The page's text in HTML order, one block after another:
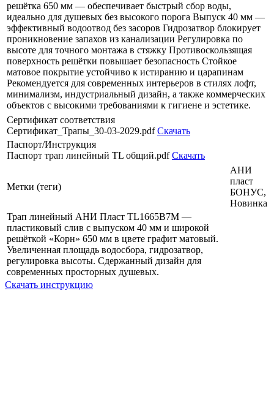
решётка 650 мм — обеспечивает быстрый сбор воды,
идеально для душевых без высокого порога Выпуск 40 мм —
эффективный водоотвод без засоров Гидрозатвор блокирует
проникновение запахов из канализации Регулировка по
высоте для точного монтажа в стяжку Противоскользящая
поверхность решётки повышает безопасность Стойкое
матовое покрытие устойчиво к истиранию и царапинам
Рекомендуется для современных интерьеров в стилях лофт,
минимализм, индустриальный дизайн, а также коммерческих
объектов с высокими требованиями к гигиене и эстетике.
Сертификат соответствия
Сертификат_Трапы_30-03-2029.pdfСкачать
Паспорт/Инструкция
Паспорт трап линейный ТL общий.pdfСкачать
Метки (теги)
АНИ
пласт
БОНУС,
Новинка
Трап линейный АНИ Пласт TL1665B7M —
пластиковый слив с выпуском 40 мм и широкой
решёткой «Корн» 650 мм в цвете графит матовый.
Увеличенная площадь водосбора, гидрозатвор,
регулировка высоты. Сдержанный дизайн для
современных просторных душевых.
Скачать инструкцию